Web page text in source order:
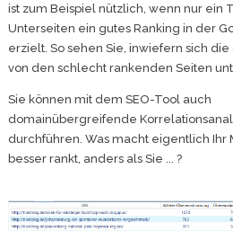
ist zum Beispiel nützlich, wenn nur ein
Unterseiten ein gutes Ranking in der
erzielt. So sehen Sie, inwiefern sich
von den schlecht rankenden Seiten
Sie können mit dem SEO-Tool auch
domainübergreifende
durchführen. Was macht eigentlich Ihr
besser rankt, anders als Sie ... ?